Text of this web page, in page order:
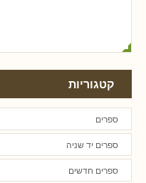
קטגוריות
ספרים
ספרים יד שניה
ספרים חדשים